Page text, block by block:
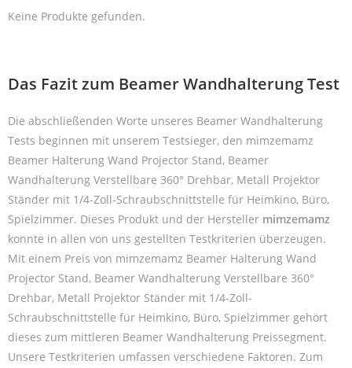
Keine Produkte gefunden.
Das Fazit zum Beamer Wandhalterung Test
Die abschließenden Worte unseres Beamer Wandhalterung
Tests beginnen mit unserem Testsieger, den mimzemamz
Beamer Halterung Wand Projector Stand, Beamer
Wandhalterung Verstellbare 360° Drehbar, Metall Projektor
Ständer mit 1/4-Zoll-Schraubschnittstelle für Heimkino, Büro,
Spielzimmer. Dieses Produkt und der Hersteller mimzemamz
konnte in allen von uns gestellten Testkriterien überzeugen.
Mit einem Preis von mimzemamz Beamer Halterung Wand
Projector Stand, Beamer Wandhalterung Verstellbare 360°
Drehbar, Metall Projektor Ständer mit 1/4-Zoll-
Schraubschnittstelle für Heimkino, Büro, Spielzimmer gehört
dieses zum mittleren Beamer Wandhalterung Preissegment.
Unsere Testkriterien umfassen verschiedene Faktoren. Zum